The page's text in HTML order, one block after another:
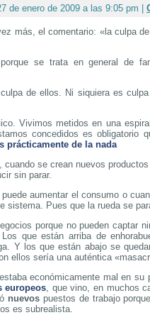
de enero de 2009 a las 9:05 pm |
más, el comentario: «la culpa
se trata en general de
de ellos. Ni siquiera es
Vivimos metidos en una
concedidos es obligatorio
prácticamente de la nada
cuando se crean nuevos
sin parar.
aumentar el consumo o
sistema. Pues que la rueda se
porque no pueden captar
que están arriba de
Y los que están abajo se
ellos sería una auténtica
económicamente mal en su
europeos, que vino, en muchos
nuevospuestos de trabajo
es subrealista.